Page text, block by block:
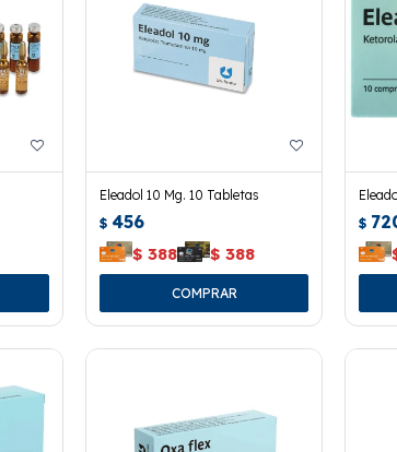
Eleadol 10 Mg. 10 Tabletas
$ 456
$ 388 $ 388
$